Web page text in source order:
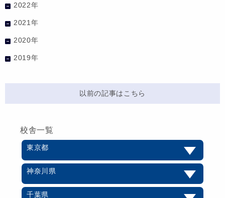
2022年
2021年
2020年
2019年
以前の記事はこちら
校舎一覧
東京都
神奈川県
千葉県